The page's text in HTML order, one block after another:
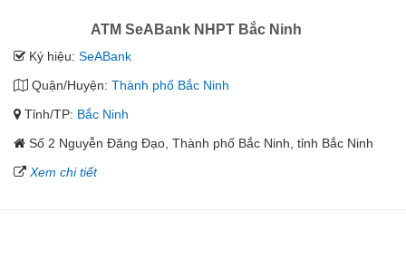
ATM SeABank NHPT Bắc Ninh
Ký hiệu: SeABank
Quận/Huyện: Thành phố Bắc Ninh
Tỉnh/TP: Bắc Ninh
Số 2 Nguyễn Đăng Đạo, Thành phố Bắc Ninh, tỉnh Bắc Ninh
Xem chi tiết